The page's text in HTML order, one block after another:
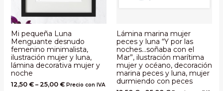
Mi pequeña Luna
Menguante desnudo
femenino minimalista,
ilustración mujer y luna,
lámina decorativa mujer y
noche
12,50 €– 25,00 € Precio con IVA
Lámina marina mujer
peces y luna “Y por las
noches…soñaba con el
Mar”, ilustración marítima
mujer y océano, decoración
marina peces y luna, mujer
durmiendo con peces